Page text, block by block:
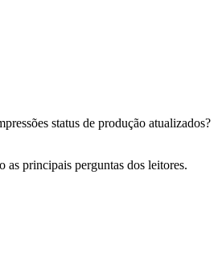
status de produção atualizados?
as principais perguntas dos leitores.